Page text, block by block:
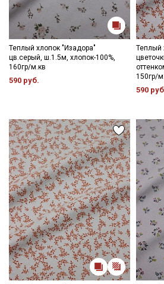
Теплый хлопок "Изадора"
цв.серый, ш.1.5м, хлопок-100%,
160гр/м.кв
590 руб.
Теплый
150гр/
590